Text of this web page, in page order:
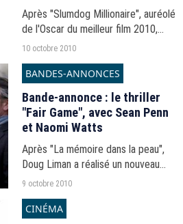
Après "Slumdog Millionaire", auréolé
de l'Oscar du meilleur film 2010,
Danny Boyle signe "127 heures", un
10 octobre 2010
BANDES-ANNONCES
Bande-annonce : le thriller
"Fair Game", avec Sean Penn
et Naomi Watts
Après "La mémoire dans la peau",
Doug Liman a réalisé un nouveau
thriller haletant.
9 octobre 2010
CINÉMA